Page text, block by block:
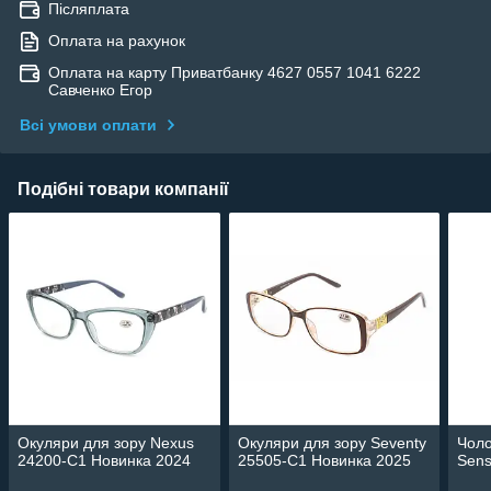
Післяплата
Оплата на рахунок
Оплата на карту Приватбанку 4627 0557 1041 6222
Савченко Егор
Всі умови оплати
Подібні товари компанії
Окуляри для зору Nexus
24200-C1 Новинка 2024
Окуляри для зору Seventy
25505-C1 Новинка 2025